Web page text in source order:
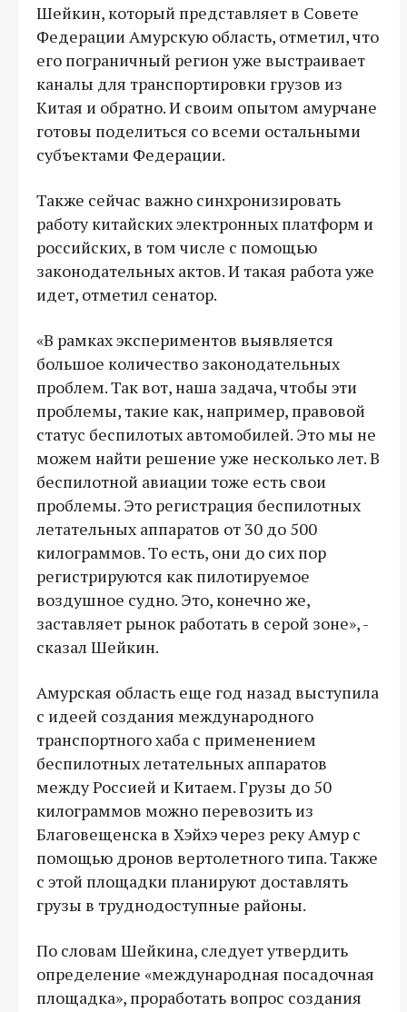
Шейкин, который представляет в Совете
Федерации Амурскую область, отметил, что
его пограничный регион уже выстраивает
каналы для транспортировки грузов из
Китая и обратно. И своим опытом амурчане
готовы поделиться со всеми остальными
субъектами Федерации.
Также сейчас важно синхронизировать
работу китайских электронных платформ и
российских, в том числе с помощью
законодательных актов. И такая работа уже
идет, отметил сенатор.
«В рамках экспериментов выявляется
большое количество законодательных
проблем. Так вот, наша задача, чтобы эти
проблемы, такие как, например, правовой
статус беспилотых автомобилей. Это мы не
можем найти решение уже несколько лет. В
беспилотной авиации тоже есть свои
проблемы. Это регистрация беспилотных
летательных аппаратов от 30 до 500
килограммов. То есть, они до сих пор
регистрируются как пилотируемое
воздушное судно. Это, конечно же,
заставляет рынок работать в серой зоне», -
сказал Шейкин.
Амурская область еще год назад выступила
с идеей создания международного
транспортного хаба с применением
беспилотных летательных аппаратов
между Россией и Китаем. Грузы до 50
килограммов можно перевозить из
Благовещенска в Хэйхэ через реку Амур с
помощью дронов вертолетного типа. Также
с этой площадки планируют доставлять
грузы в труднодоступные районы.
По словам Шейкина, следует утвердить
определение «международная посадочная
площадка», проработать вопрос создания